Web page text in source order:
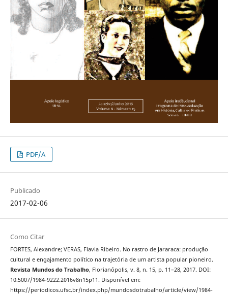
PDF/A
Publicado
2017-02-06
Como Citar
FORTES, Alexandre; VERAS, Flavia Ribeiro. No rastro de Jararaca: produção
cultural e engajamento político na trajetória de um artista popular pioneiro.
Revista Mundos do Trabalho, Florianópolis, v. 8, n. 15, p. 11–28, 2017. DOI:
10.5007/1984-9222.2016v8n15p11. Disponível em:
https://periodicos.ufsc.br/index.php/mundosdotrabalho/article/view/1984-